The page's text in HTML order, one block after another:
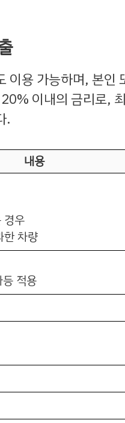
이용 가능하며, 본인
이내의 금리로,
.
내용
경우
한 차량
적용